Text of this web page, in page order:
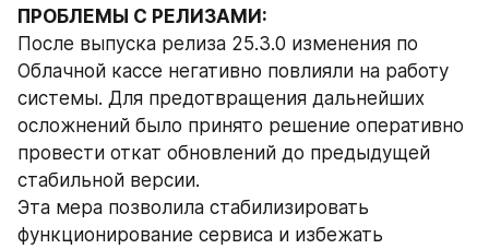
ПРОБЛЕМЫ С РЕЛИЗАМИ:
После выпуска релиза 25.3.0 изменения по
Облачной кассе негативно повлияли на работу
системы. Для предотвращения дальнейших
осложнений было принято решение оперативно
провести откат обновлений до предыдущей
стабильной версии.
Эта мера позволила стабилизировать
функционирование сервиса и избежать